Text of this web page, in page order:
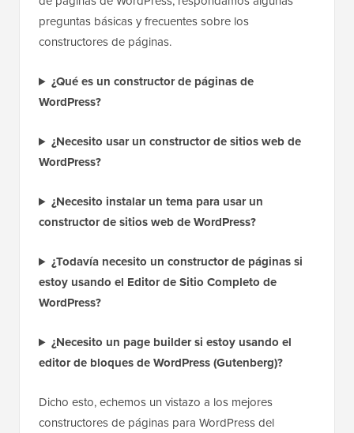
preguntas básicas y frecuentes sobre los
constructores de páginas.
¿Qué es un constructor de páginas de
WordPress?
¿Necesito usar un constructor de sitios web de
WordPress?
¿Necesito instalar un tema para usar un
constructor de sitios web de WordPress?
¿Todavía necesito un constructor de páginas si
estoy usando el Editor de Sitio Completo de
WordPress?
¿Necesito un page builder si estoy usando el
editor de bloques de WordPress (Gutenberg)?
Dicho esto, echemos un vistazo a los mejores
constructores de páginas para WordPress del